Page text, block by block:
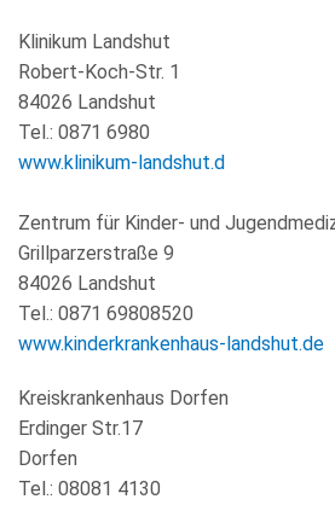
Klinikum Landshut
Robert-Koch-Str. 1
84026 Landshut
Tel.: 0871 6980
www.klinikum-landshut.d
Zentrum für Kinder- und
Grillparzerstraße 9
84026 Landshut
Tel.: 0871 69808520
www.kinderkrankenhaus-landshut.de
Kreiskrankenhaus Dorfen
Erdinger Str.17
Dorfen
Tel.: 08081 4130